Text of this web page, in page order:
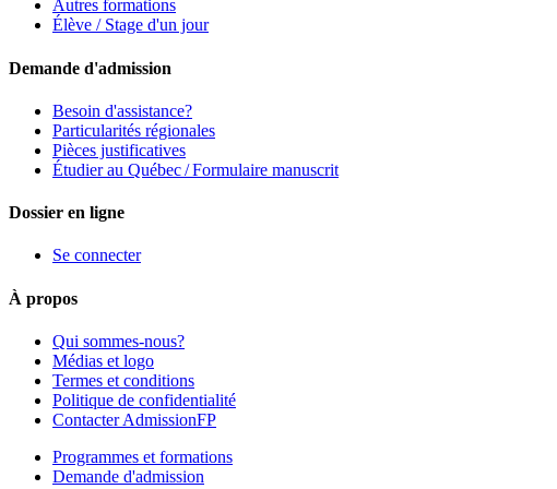
Autres formations
Élève / Stage d'un jour
Demande d'admission
Besoin d'assistance?
Particularités régionales
Pièces justificatives
Étudier au Québec / Formulaire manuscrit
Dossier en ligne
Se connecter
À propos
Qui sommes-nous?
Médias et logo
Termes et conditions
Politique de confidentialité
Contacter AdmissionFP
Programmes et formations
Demande d'admission